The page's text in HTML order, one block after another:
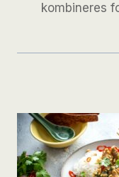
kombineres